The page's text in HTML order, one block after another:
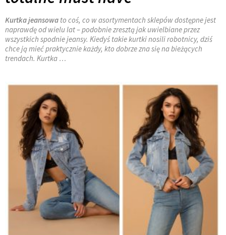
Kurtka jeansowa to coś, co w asortymentach sklepów dostępne jest
naprawdę od wielu lat – podobnie zresztą jak uwielbiane przez
wszystkich spodnie jeansy. Kiedyś takie kurtki nosili robotnicy, dziś
chce ją mieć praktycznie każdy, kto dobrze zna się na bieżących
trendach. Kurtka …